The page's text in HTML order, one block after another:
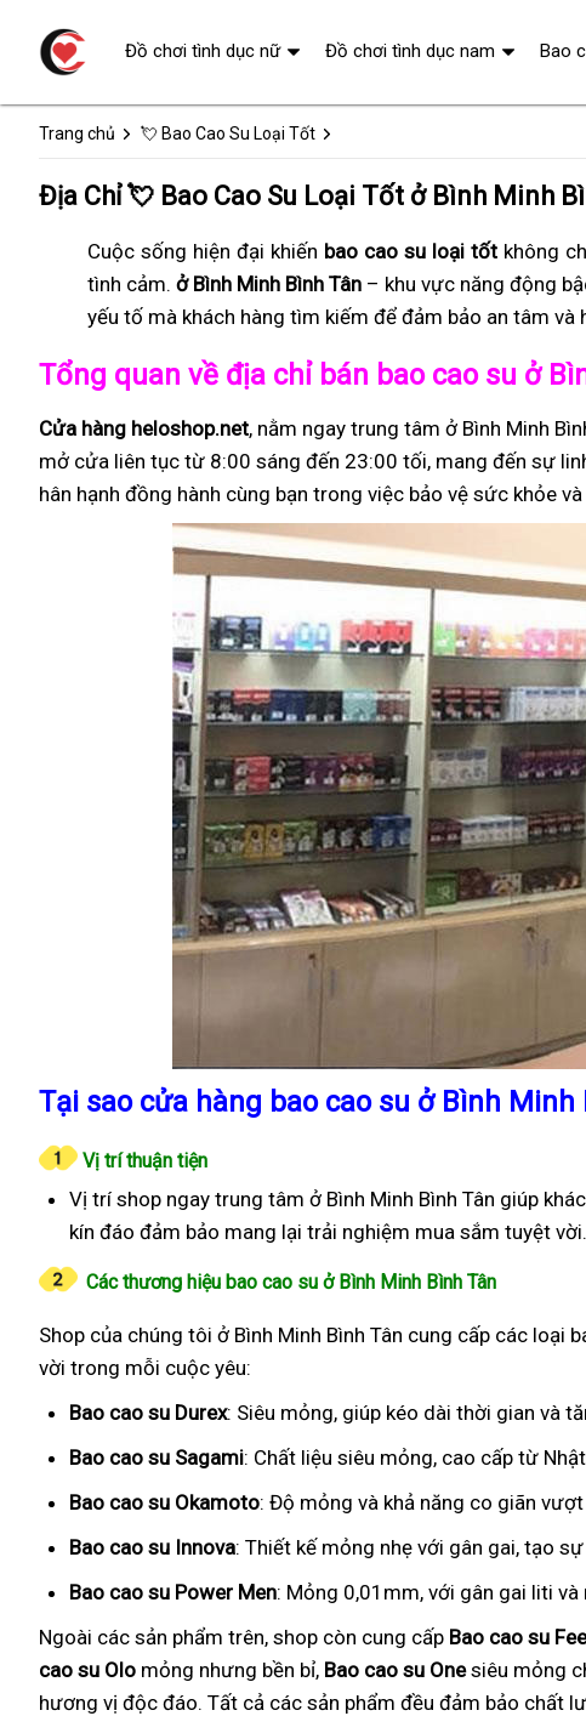
Trang chủ 💘 Bao Cao Su Loại Tốt
Địa Chỉ 💘 Bao Cao Su Loại Tốt ở Bình Minh
Cuộc sống hiện đại khiến bao cao su loại tốt không
tình cảm.ở Bình Minh Bình Tân – khu vực năng động
yếu tố mà khách hàng tìm kiếm để đảm bảo an tâm và
Tổng quan về địa chỉ bán bao cao su ở
Cửa hàng heloshop.net, nằm ngay trung tâm ở Bình Minh
mở cửa liên tục từ 8:00 sáng đến 23:00 tối, mang đến sự
hân hạnh đồng hành cùng bạn trong việc bảo vệ sức khỏe
Tại sao cửa hàng bao cao su ở Bình
Vị trí thuận tiện
Vị trí shop ngay trung tâm ở Bình Minh Bình Tân giúp
kín đáo đảm bảo mang lại trải nghiệm mua sắm tuyệt vời.
Các thương hiệu bao cao su ở Bình Minh Bình Tân
Shop của chúng tôi ở Bình Minh Bình Tân cung cấp các
vời trong mỗi cuộc yêu:
Bao cao su Durex: Siêu mỏng, giúp kéo dài thời gian và
Bao cao su Sagami: Chất liệu siêu mỏng, cao cấp từ
Bao cao su Okamoto: Độ mỏng và khả năng co giãn
Bao cao su Innova: Thiết kế mỏng nhẹ với gân gai, tạo
Bao cao su Power Men: Mỏng 0,01mm, với gân gai liti
Ngoài các sản phẩm trên, shop còn cung cấp Bao cao su
cao su Olo mỏng nhưng bền bỉ, Bao cao su Onesiêu mỏng
hương vị độc đáo. Tất cả các sản phẩm đều đảm bảo chất
Đồ chơi tình dục nữ Đồ chơi tình dục nam Bao